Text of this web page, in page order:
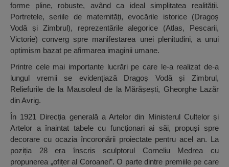
forme pline, robuste, având ca ideal simplitatea realității.
Portretele, seriile de maternități, evocările istorice (Dragoș
Vodă și Zimbrul), reprezentările alegorice (Atlas, Pescarii,
Victorie) converg spre manifestarea unei plenitudini, a unui
optimism bazat pe afirmarea imaginii umane.
Printre cele mai importante lucrări pe care le-a realizat de-a
lungul vremii se evidențiază Dragoș Vodă și Zimbrul,
Reliefurile de la Mausoleul de la Mărășești, Gheorghe Lazăr
din Avrig.
În 1921 Direcția generală a Artelor din Ministerul Cultelor și
Artelor a înaintat tabele cu funcționari ai săi, propuși spre
decorare cu ocazia încoronării proiectate pentru acel an. La
poziția 28 era înscris sculptorul Corneliu Medrea cu
propunerea „ofițer al Coroanei”. O parte dintre premiile pe care